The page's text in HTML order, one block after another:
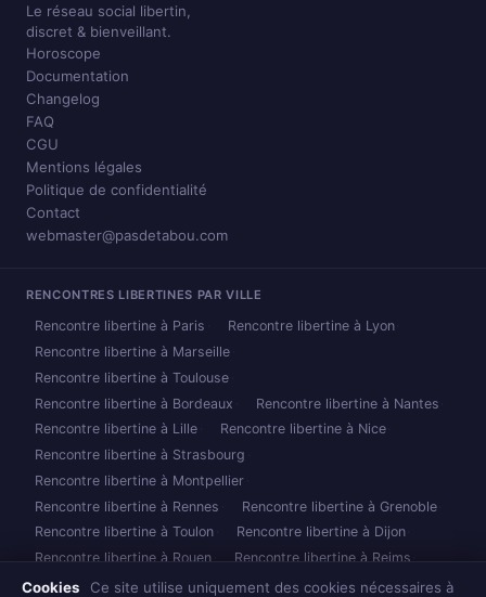
Le réseau social libertin,
discret & bienveillant.
Horoscope
Documentation
Changelog
FAQ
CGU
Mentions légales
Politique de confidentialité
Contact
webmaster@pasdetabou.com
RENCONTRES LIBERTINES PAR VILLE
Rencontre libertine à Paris
Rencontre libertine à Lyon
Rencontre libertine à Marseille
Rencontre libertine à Toulouse
Rencontre libertine à Bordeaux
Rencontre libertine à Nantes
Rencontre libertine à Lille
Rencontre libertine à Nice
Rencontre libertine à Strasbourg
Rencontre libertine à Montpellier
Rencontre libertine à Rennes
Rencontre libertine à Grenoble
Rencontre libertine à Toulon
Rencontre libertine à Dijon
Rencontre libertine à Rouen
Rencontre libertine à Reims
Rencontre libertine à Caen
Rencontre libertine à Nancy
Cookies Ce site utilise uniquement des cookies nécessaires à